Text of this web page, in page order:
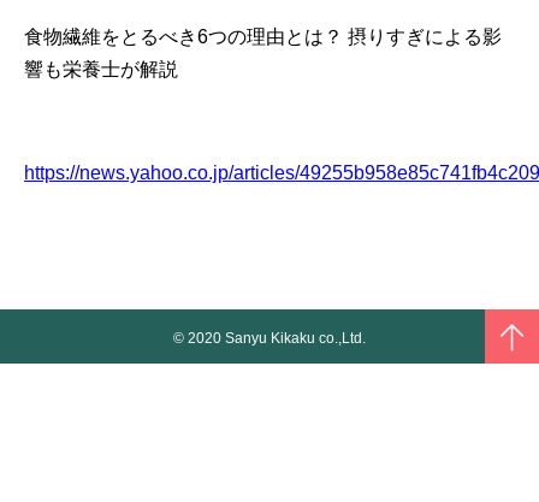
食物繊維をとるべき6つの理由とは？ 摂りすぎによる影
響も栄養士が解説
https://news.yahoo.co.jp/articles/
© 2020 Sanyu Kikaku co.,Ltd.